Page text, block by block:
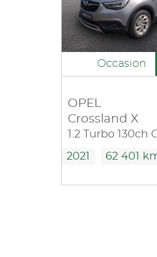
Occasion
OPEL
Crossland X
2021 62 401